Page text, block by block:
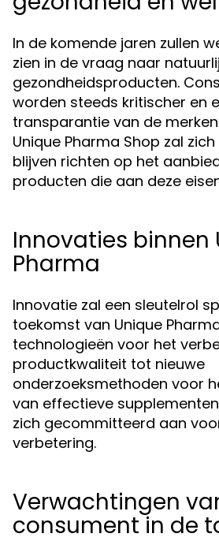
In de komende jaren zullen
zien in de vraag naar
gezondheidsproducten.
worden steeds kritischer en
transparantie van de merken
Unique Pharma Shop zal
blijven richten op het
producten die aan deze
Innovaties binnen
Pharma
Innovatie zal een sleutelrol
toekomst van Unique
technologieën voor het
productkwaliteit tot nieuwe
onderzoeksmethoden voor
van effectieve
zich gecommitteerd aan
verbetering.
Verwachtingen
consument in de